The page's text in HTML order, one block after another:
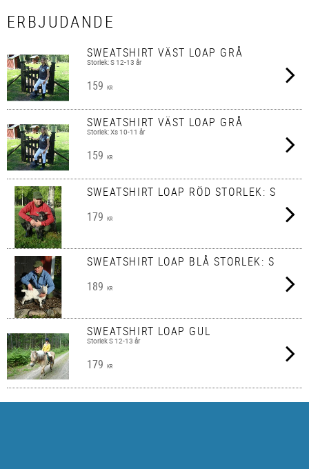
ERBJUDANDE
SWEATSHIRT VÄST LOAP GRÅ
Storlek: S 12-13 år
159 KR
SWEATSHIRT VÄST LOAP GRÅ
Storlek: Xs 10-11 år
159 KR
SWEATSHIRT LOAP RÖD STORLEK: S
179 KR
SWEATSHIRT LOAP BLÅ STORLEK: S
189 KR
SWEATSHIRT LOAP GUL
Storlek S 12-13 år
179 KR